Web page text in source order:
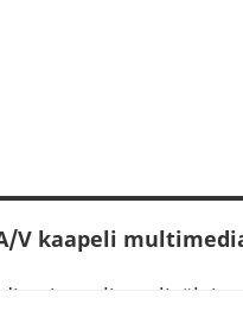
A/V kaapeli
visuaalinen lisälaite